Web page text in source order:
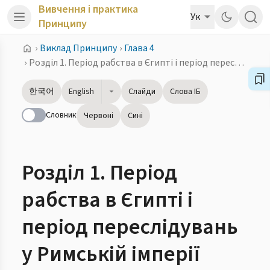
Вивчення і практика
Принципу
Ук
› Виклад Принципу › Глава 4
›
Розділ 1. Період рабства в Єгипті і період переслідувань у Римській імперії
한국어 English Слайди
Слова ІБ
Словник Червоні Сині
Розділ 1. Період
рабства в Єгипті і
період переслідувань
у Римській імперії